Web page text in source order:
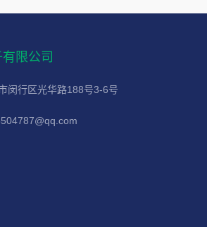
限公司
闵行区光华路188号3-6号